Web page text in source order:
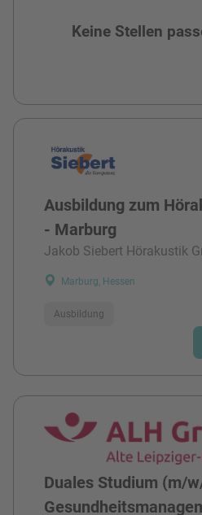
Keine Stellen
Ausbildung zum
- Marburg
Jakob Siebert Hörakustik
Marburg, Hessen
Ausbildung
Duales Studium (m/